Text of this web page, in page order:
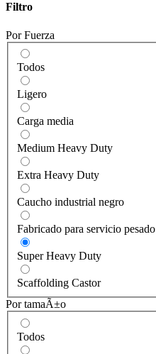
Filtro
Por Fuerza
Todos
Ligero
Carga media
Medium Heavy Duty
Extra Heavy Duty
Caucho industrial negro
Fabricado para servicio pesado
Super Heavy Duty
Scaffolding Castor
Por tamaÃ±o
Todos